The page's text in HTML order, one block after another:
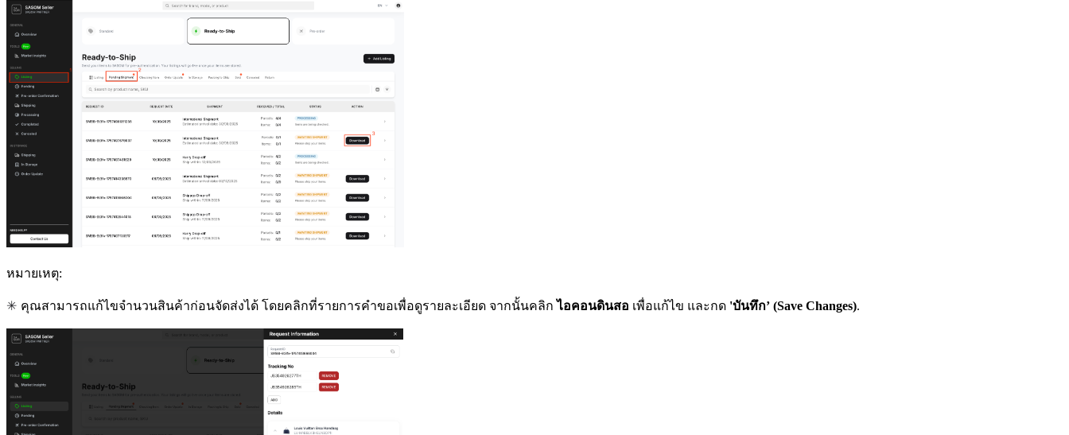
หมายเหตุ:
✳ คุณสามารถแก้ไขจำนวนสินค้าก่อนจัดส่งได้ โดยคลิกที่รายการคำขอเพื่อดูรายละเอียด จากนั้นคลิก ไอคอนดินสอ เพื่อแก้ไข และกด 'บันทึก’ (Save Changes).